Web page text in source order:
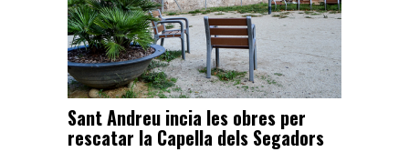
Sant Andreu incia les obres per
rescatar la Capella dels Segadors